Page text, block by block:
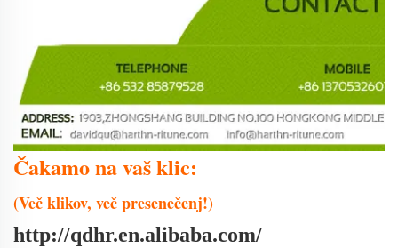
Čakamo na vaš klic:
(Več klikov, več presenečenj!)
http://qdhr.en.alibaba.com/